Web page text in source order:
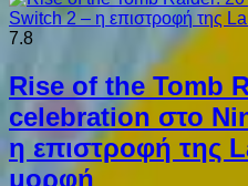
7.8
Rise of the Tomb
celebration στο
η επιστροφή της
μορφή